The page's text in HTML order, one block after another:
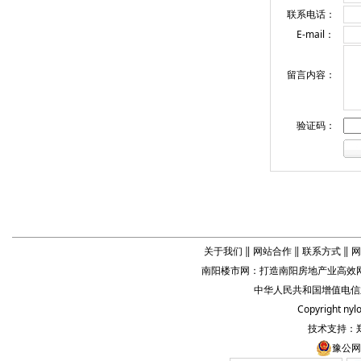
联系电话：
E-mail：
留言内容：
验证码：
关于我们 ‖ 网站合作‖ 联系方式‖
南阳楼市网 ：打造南阳房地产业高效
中华人民共和国增值电
Copyright
技术支持：
豫公